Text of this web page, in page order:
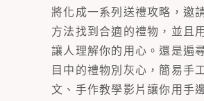
將化成一系列送禮攻略，邀
方法找到合適的禮物，並且
讓人理解你的用心。還是遍
目中的禮物別灰心，簡易手
文、手作教學影片讓你用手